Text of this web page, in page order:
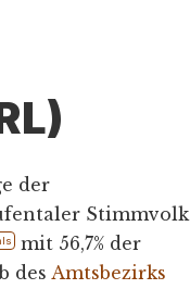
der
Stimmvolk
mit 56,7% der
des Amtsbezirks